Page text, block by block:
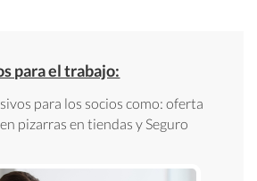
para el trabajo:
para los socios como: oferta
pizarras en tiendas y Seguro